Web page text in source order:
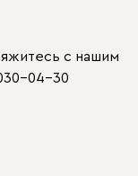
с нашим
04-30